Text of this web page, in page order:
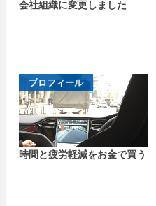
会社組織に変更しました
プロフィール
時間と疲労軽減をお金で買う